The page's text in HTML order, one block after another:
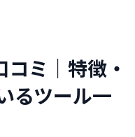
ミ｜特徴・
るツール一